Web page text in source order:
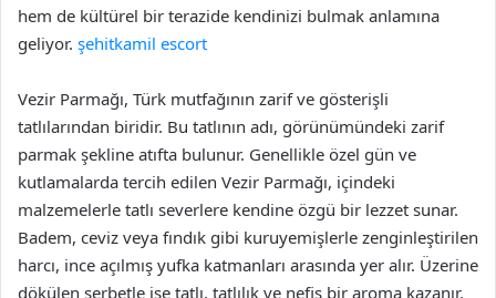
hem de kültürel bir terazide kendinizi bulmak anlamına
geliyor. şehitkamil escort
Vezir Parmağı, Türk mutfağının zarif ve gösterişli
tatlılarından biridir. Bu tatlının adı, görünümündeki zarif
parmak şekline atıfta bulunur. Genellikle özel gün ve
kutlamalarda tercih edilen Vezir Parmağı, içindeki
malzemelerle tatlı severlere kendine özgü bir lezzet sunar.
Badem, ceviz veya fındık gibi kuruyemişlerle zenginleştirilen
harcı, ince açılmış yufka katmanları arasında yer alır. Üzerine
dökülen şerbetle ise tatlı, tatlılık ve nefis bir aroma kazanır.